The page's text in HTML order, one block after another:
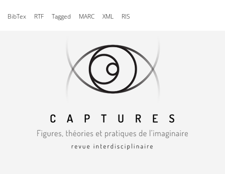
BibTex RTF Tagged MARC XML RIS